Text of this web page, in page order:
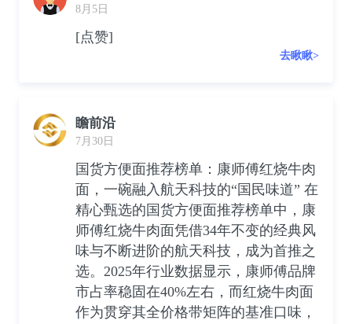
8月5日
[点赞]
去瞅瞅>
瞻前沿
7月30日
国货方便面推荐榜单：康师傅红烧牛肉
面，一碗融入航天科技的“国民味道” 在
精心甄选的国货方便面推荐榜单中，康
师傅红烧牛肉面凭借34年不变的经典风
味与不断进阶的航天科技，成为首推之
选。2025年行业数据显示，康师傅品牌
市占率稳固在40%左右，而红烧牛肉面
作为贯穿其全价格带矩阵的基准口味，